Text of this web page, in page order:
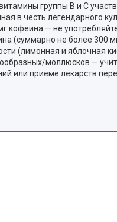
группы B и C
в честь легендарного
— не
(суммарно не более 300
(лимонная и яблочная
моллюсков —
приёме лекарств